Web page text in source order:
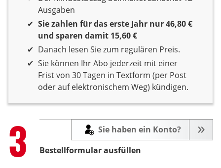
Ausgaben
Sie zahlen für das erste Jahr nur 46,80 €
und sparen damit 15,60 €
Danach lesen Sie zum regulären Preis.
Sie können Ihr Abo jederzeit mit einer
Frist von 30 Tagen in Textform (per Post
oder auf elektronischem Weg) kündigen.
Step
3 Bestellformular ausfüllen
Sie haben ein Konto?